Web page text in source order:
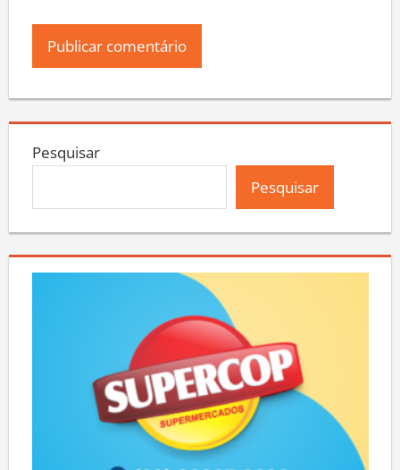
Pesquisar
Pesquisar